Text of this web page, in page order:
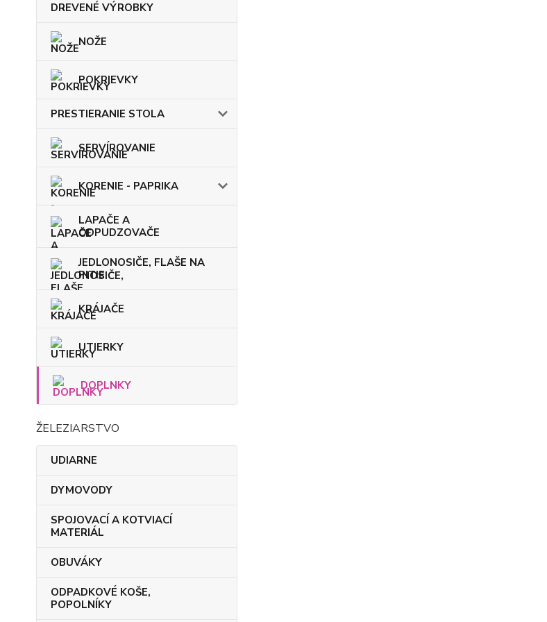
DREVENÉ VÝROBKY
NOŽE
POKRIEVKY
PRESTIERANIE STOLA
SERVÍROVANIE
KORENIE - PAPRIKA
LAPAČE A
ODPUDZOVAČE
JEDLONOSIČE, FLAŠE NA
PITIE
KRÁJAČE
UTIERKY
DOPLNKY
ŽELEZIARSTVO
UDIARNE
DYMOVODY
SPOJOVACÍ A KOTVIACÍ
MATERIÁL
OBUVÁKY
ODPADKOVÉ KOŠE,
POPOLNÍKY